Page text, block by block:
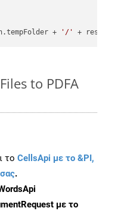
+
'/' +
to PDFA
το CellsApi με το &PI,
.
με το